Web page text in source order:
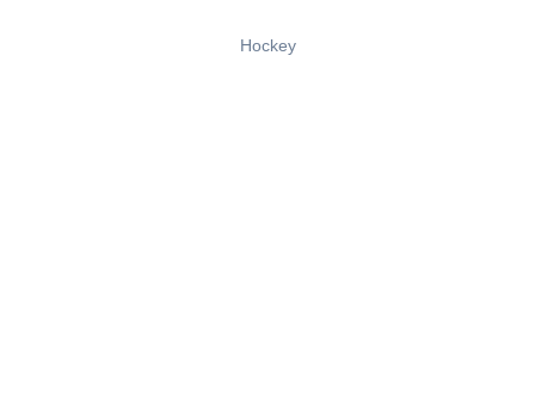
Hockey